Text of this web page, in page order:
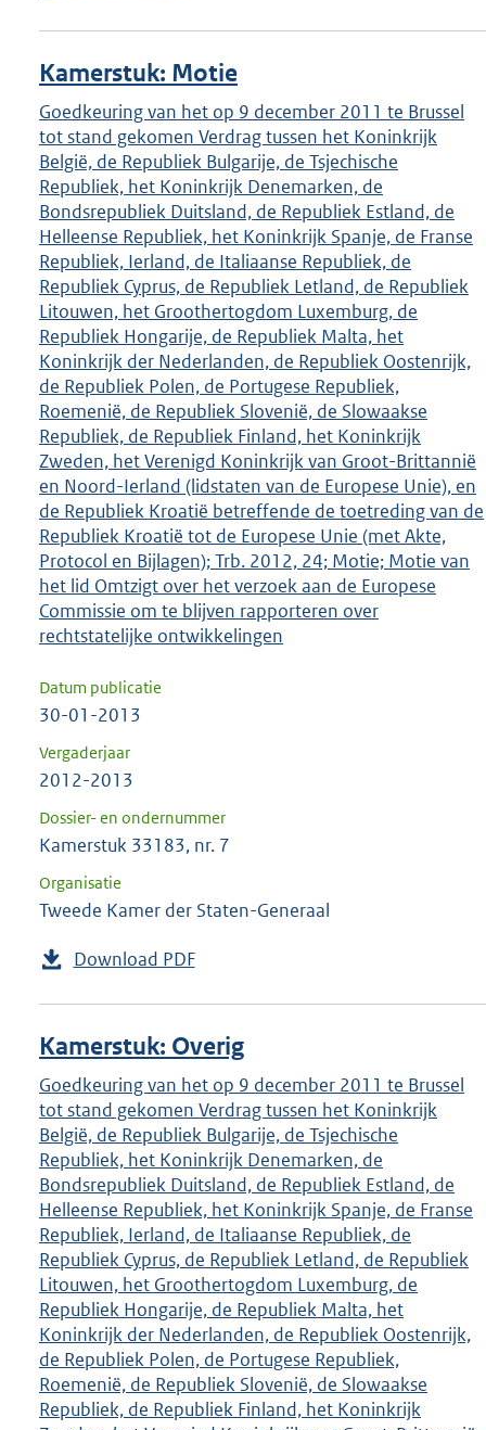
Kamerstuk: Motie
Goedkeuring van het op 9 december 2011 te Brussel
tot stand gekomen Verdrag tussen het Koninkrijk
België, de Republiek Bulgarije, de Tsjechische
Republiek, het Koninkrijk Denemarken, de
Bondsrepubliek Duitsland, de Republiek Estland, de
Helleense Republiek, het Koninkrijk Spanje, de Franse
Republiek, Ierland, de Italiaanse Republiek, de
Republiek Cyprus, de Republiek Letland, de Republiek
Litouwen, het Groothertogdom Luxemburg, de
Republiek Hongarije, de Republiek Malta, het
Koninkrijk der Nederlanden, de Republiek Oostenrijk,
de Republiek Polen, de Portugese Republiek,
Roemenië, de Republiek Slovenië, de Slowaakse
Republiek, de Republiek Finland, het Koninkrijk
Zweden, het Verenigd Koninkrijk van Groot-Brittannië
en Noord-Ierland (lidstaten van de Europese Unie), en
de Republiek Kroatië betreffende de toetreding van de
Republiek Kroatië tot de Europese Unie (met Akte,
Protocol en Bijlagen); Trb. 2012, 24; Motie; Motie van
het lid Omtzigt over het verzoek aan de Europese
Commissie om te blijven rapporteren over
rechtstatelijke ontwikkelingen
Datum publicatie
30-01-2013
Vergaderjaar
2012-2013
Dossier- en ondernummer
Kamerstuk 33183, nr. 7
Organisatie
Tweede Kamer der Staten-Generaal
Download PDF
Kamerstuk: Overig
Goedkeuring van het op 9 december 2011 te Brussel
tot stand gekomen Verdrag tussen het Koninkrijk
België, de Republiek Bulgarije, de Tsjechische
Republiek, het Koninkrijk Denemarken, de
Bondsrepubliek Duitsland, de Republiek Estland, de
Helleense Republiek, het Koninkrijk Spanje, de Franse
Republiek, Ierland, de Italiaanse Republiek, de
Republiek Cyprus, de Republiek Letland, de Republiek
Litouwen, het Groothertogdom Luxemburg, de
Republiek Hongarije, de Republiek Malta, het
Koninkrijk der Nederlanden, de Republiek Oostenrijk,
de Republiek Polen, de Portugese Republiek,
Roemenië, de Republiek Slovenië, de Slowaakse
Republiek, de Republiek Finland, het Koninkrijk